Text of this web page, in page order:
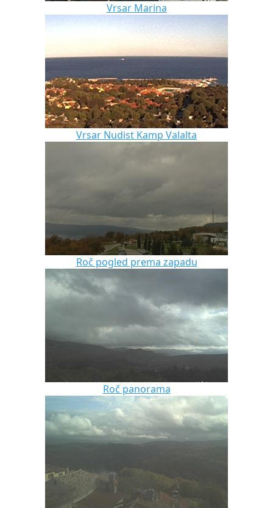
Vrsar Marina
Vrsar Nudist Kamp Valalta
Roč pogled prema zapadu
Roč panorama